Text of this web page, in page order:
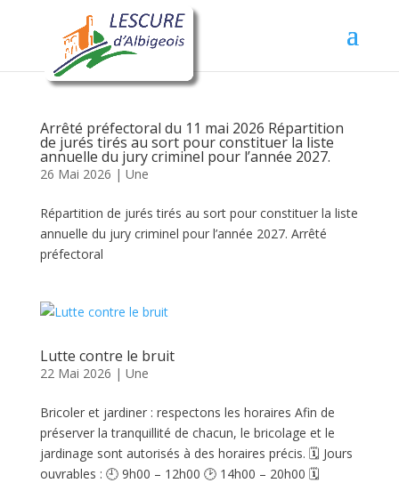
Arrêté préfectoral du 11 mai 2026 Répartition
de jurés tirés au sort pour constituer la liste
annuelle du jury criminel pour l’année 2027.
26 Mai 2026 | Une
Répartition de jurés tirés au sort pour constituer la liste
annuelle du jury criminel pour l’année 2027. Arrêté
préfectoral
Lutte contre le bruit
22 Mai 2026 | Une
Bricoler et jardiner : respectons les horaires Afin de
préserver la tranquillité de chacun, le bricolage et le
jardinage sont autorisés à des horaires précis. 🗓️ Jours
ouvrables : 🕘 9h00 – 12h00 🕑 14h00 – 20h00 🗓️